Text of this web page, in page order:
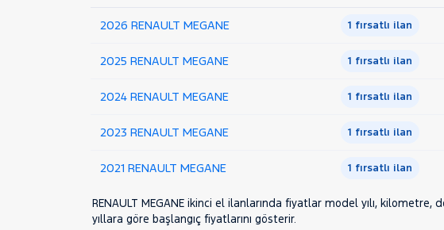
Megane E-Tech
SEAT
SKODA
SUBARU
TESLA
TOGG
2026 RENAULT MEGANE 1 fırsatlı ilan
2025 RENAULT MEGANE 1 fırsatlı ilan
2024 RENAULT MEGANE 1 fırsatlı ilan
2023 RENAULT MEGANE 1 fırsatlı ilan
2021 RENAULT MEGANE 1 fırsatlı ilan
RENAULT MEGANE ikinci el ilanlarında fiyatlar model yılı,
yıllara göre başlangıç fiyatlarını gösterir.